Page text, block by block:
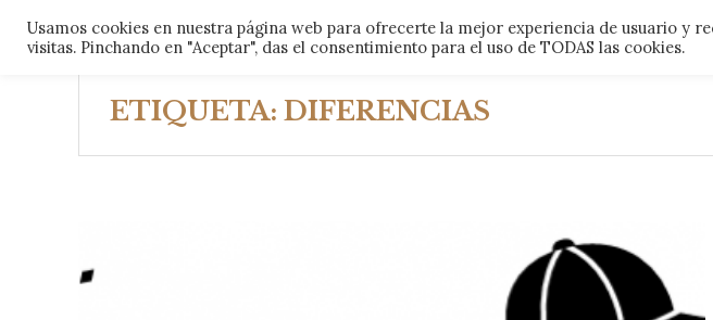
CARLOS MUÑOZ FORMACIÓN ARTÍCULOS
ETIQUETA: DIFERENCIAS
Usamos cookies en nuestra página web para ofrecerte la mejor experiencia de usuario y
visitas. Pinchando en "Aceptar", das el consentimiento para el uso de TODAS las cookies.